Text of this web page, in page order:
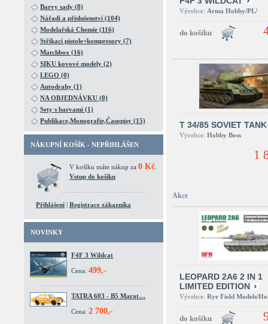
Barvy sady (8)
Nářadí a příslušenství (104)
Modelařská Chemie (116)
Stříkací pistole+kompresory (7)
Matchbox (16)
SIKU kovové modely (2)
LEGO (0)
Autodrahy (1)
NA OBJEDNÁVKU (0)
Sety s barvami (1)
Publikace,Monografie,Časopisy (15)
NÁKUPNÍ KOŠÍK - NEPŘIHLÁŠEN
V košíku máte nákup za 0 Kč
Vstup do košíku
Přihlášení | Registrace zákazníka
NOVINKY
F4F 3 Wildcat
Cena: 499,-
TATRA 603 - B5 Marat…
Cena: 2 700,-
Výrobce: Arma Hobby/PL/
T 34/85 SOVIET TANK
Výrobce: Hobby Boss
1
Akce
LEOPARD 2A6 2 IN 1
LIMITED EDITION
Výrobce: Rye Field Models/